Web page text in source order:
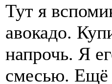
Тут я
авокадо.
напрочь. Я
смесью. Ещё